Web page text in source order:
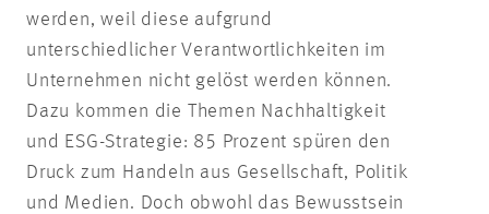
werden, weil diese aufgrund
unterschiedlicher Verantwortlichkeiten im
Unternehmen nicht gelöst werden können.
Dazu kommen die Themen Nachhaltigkeit
und ESG-Strategie: 85 Prozent spüren den
Druck zum Handeln aus Gesellschaft, Politik
und Medien. Doch obwohl das Bewusstsein